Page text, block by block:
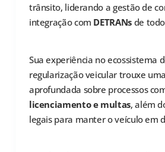
trânsito, liderando a gestão de
integração com DETRANsde
Sua experiência no ecossistema
regularização veicular trouxe
aprofundada sobre processos
licenciamento e multas, além
legais para manter o veículo em